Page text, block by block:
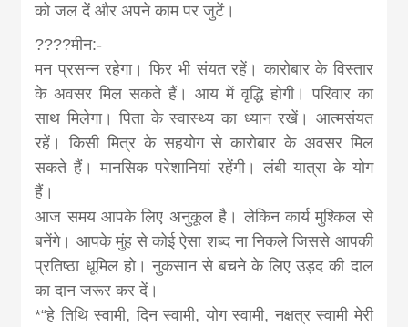
को जल दें और अपने काम पर जुटें।
????मीन:-
मन प्रसन्न रहेगा। फिर भी संयत रहें। कारोबार के विस्तार
के अवसर मिल सकते हैं। आय में वृद्धि होगी। परिवार का
साथ मिलेगा। पिता के स्वास्थ्‍य का ध्यान रखें। आत्‍मसंयत
रहें। किसी मित्र के सहयोग से कारोबार के अवसर मिल
सकते हैं। मानसिक परेशानियां रहेंगी। लंबी यात्रा के योग
हैं।
आज समय आपके लिए अनुकूल है। लेकिन कार्य मुश्किल से
बनेंगे। आपके मुंह से कोई ऐसा शब्द ना निकले जिससे आपकी
प्रतिष्ठा धूमिल हो। नुकसान से बचने के लिए उड़द की दाल
का दान जरूर कर दें।
*“हे तिथि स्वामी, दिन स्वामी, योग स्वामी, नक्षत्र स्वामी मेरी